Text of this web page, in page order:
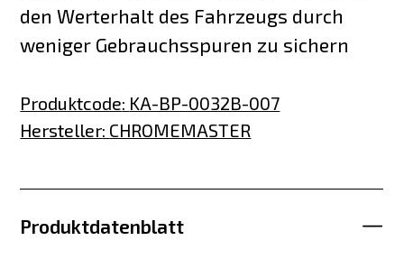
den Werterhalt des Fahrzeugs durch
weniger Gebrauchsspuren zu sichern
Produktcode: KA-BP-0032B-007
Hersteller: CHROMEMASTER
Produktdatenblatt